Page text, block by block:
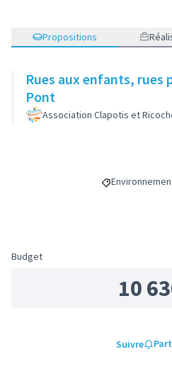
Propositions
Rues aux enfants, rues
Pont
Association Clapotis et
Filtrer les
Budget
10
Suivre